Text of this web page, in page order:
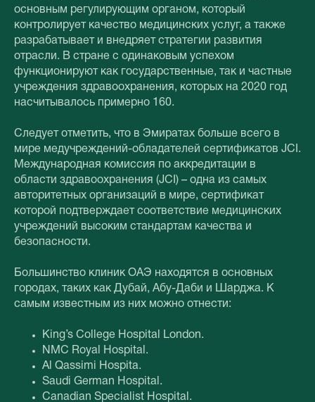
основным регулирующим органом, который
контролирует качество медицинских услуг, а также
разрабатывает и внедряет стратегии развития
отрасли. В стране с одинаковым успехом
функционируют как государственные, так и частные
учреждения здравоохранения, которых на 2020 год
насчитывалось примерно 160.
Следует отметить, что в Эмиратах больше всего в
мире медучреждений-обладателей сертификатов JCI.
Международная комиссия по аккредитации в
области здравоохранения (JCI) – одна из самых
авторитетных организаций в мире, сертификат
которой подтверждает соответствие медицинских
учреждений высоким стандартам качества и
безопасности.
Большинство клиник ОАЭ находятся в основных
городах, таких как Дубай, Абу-Даби и Шарджа. К
самым известным из них можно отнести:
King’s College Hospital London.
NMC Royal Hospital.
Al Qassimi Hospita.
Saudi German Hospital.
Canadian Specialist Hospital.